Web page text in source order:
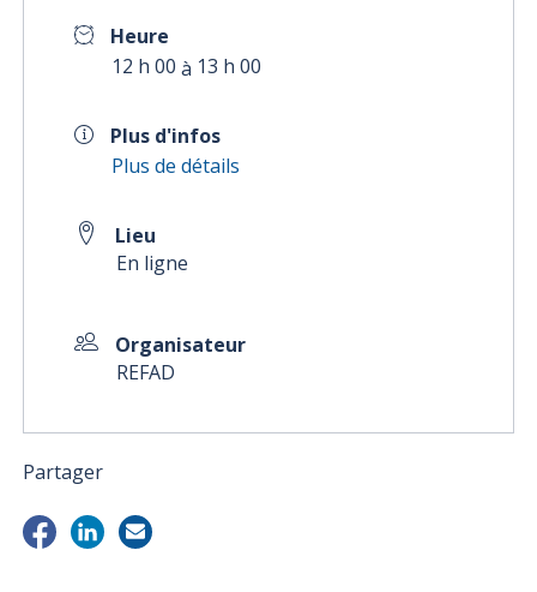
Heure
12 h 00 à 13 h 00
Plus d'infos
Plus de détails
Lieu
En ligne
Organisateur
REFAD
Partager